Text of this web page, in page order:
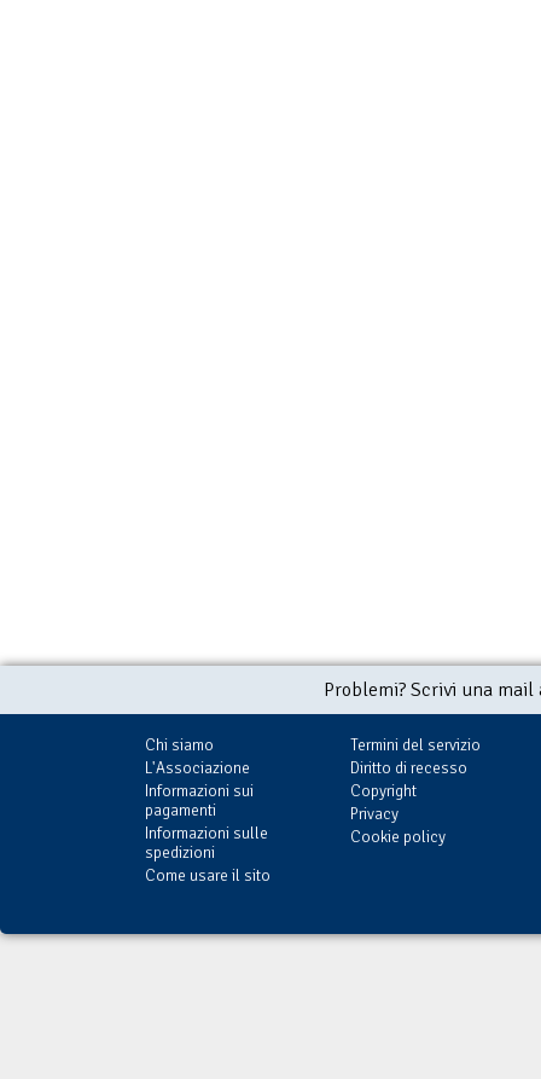
Problemi? Scrivi una
Chi siamo
L'Associazione
Informazioni sui
pagamenti
Informazioni sulle
spedizioni
Come usare il sito
Termini del servizio
Diritto di recesso
Copyright
Privacy
Cookie policy